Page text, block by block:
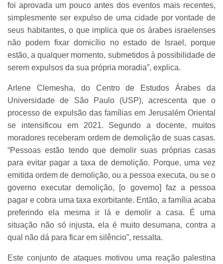
foi aprovada um pouco antes dos eventos mais recentes,
simplesmente ser expulso de uma cidade por vontade de
seus habitantes, o que implica que os árabes israelenses
não podem fixar domicílio no estado de Israel, porque
estão, a qualquer momento, submetidos à possibilidade de
serem expulsos da sua própria moradia”, explica.
Arlene Clemesha, do Centro de Estudos Árabes da
Universidade de São Paulo (USP), acrescenta que o
processo de expulsão das famílias em Jerusalém Oriental
se intensificou em 2021. Segundo a docente, muitos
moradores receberam ordem de demolição de suas casas.
“Pessoas estão tendo que demolir suas próprias casas
para evitar pagar a taxa de demolição. Porque, uma vez
emitida ordem de demolição, ou a pessoa executa, ou se o
governo executar demolição, [o governo] faz a pessoa
pagar e cobra uma taxa exorbitante. Então, a família acaba
preferindo ela mesma ir lá e demolir a casa. É uma
situação não só injusta, ela é muito desumana, contra a
qual não dá para ficar em silêncio”, ressalta.
Este conjunto de ataques motivou uma reação palestina